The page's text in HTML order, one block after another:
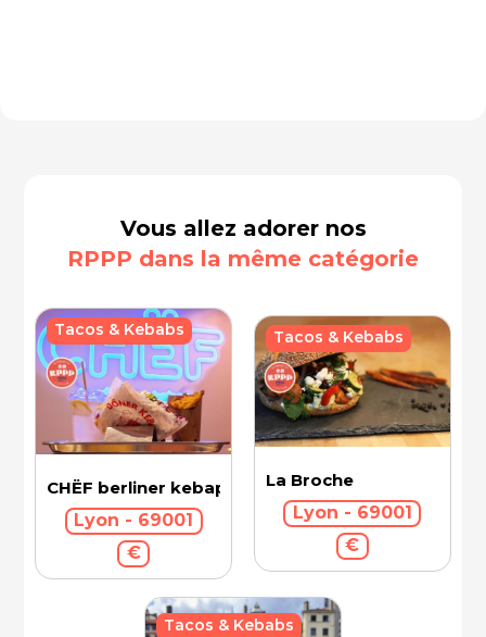
Vous allez adorer nos
RPPP dans la même catégorie
CHËF berliner kebap
Lyon - 69001
€
Tacos & Kebabs
La Broche
Lyon - 69001
€
Tacos & Kebabs
Tacos & Kebabs